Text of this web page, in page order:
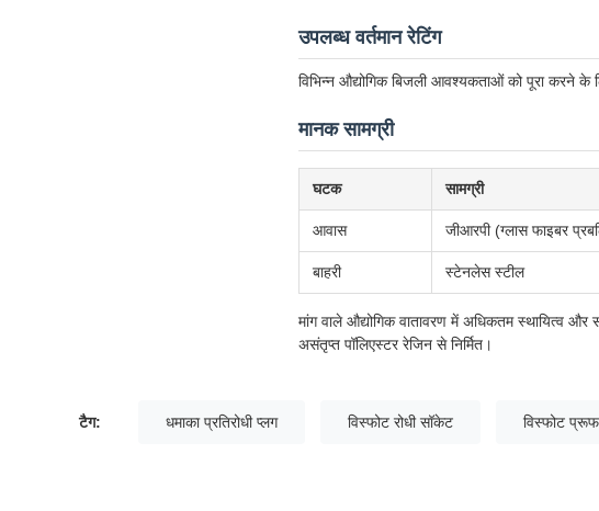
उपलब्ध वर्तमान रेटिंग
विभिन्न औद्योगिक बिजली आवश्यकताओं को पूरा करने
मानक सामग्री
घटक सामग्री
आवास जीआरपी (ग्लास फाइबर
बाहरी स्टेनलेस स्टील
मांग वाले औद्योगिक वातावरण में अधिकतम स्थायित्व
असंतृप्त पॉलिएस्टर रेजिन से निर्मित।
टैग: धमाका प्रतिरोधी प्लग विस्फोट रोधी सॉकेट विस्फोट